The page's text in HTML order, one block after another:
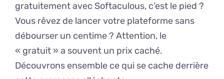
gratuitement avec Softaculous, c’est le pied ?
Vous rêvez de lancer votre plateforme sans
débourser un centime ? Attention, le
« gratuit » a souvent un prix caché.
Découvrons ensemble ce qui se cache derrière